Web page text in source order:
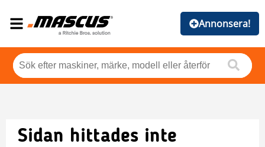
Annonsera!
Sidan hittades inte